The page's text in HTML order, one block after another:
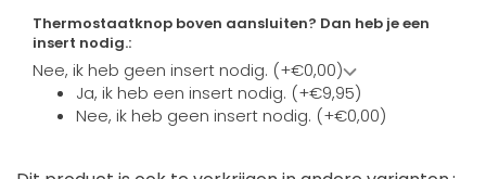
Thermostaatknop boven aansluiten? Dan heb je een
insert nodig.:
Nee, ik heb geen insert nodig. (+€0,00)
Ja, ik heb een insert nodig. (+€9,95)
Nee, ik heb geen insert nodig. (+€0,00)